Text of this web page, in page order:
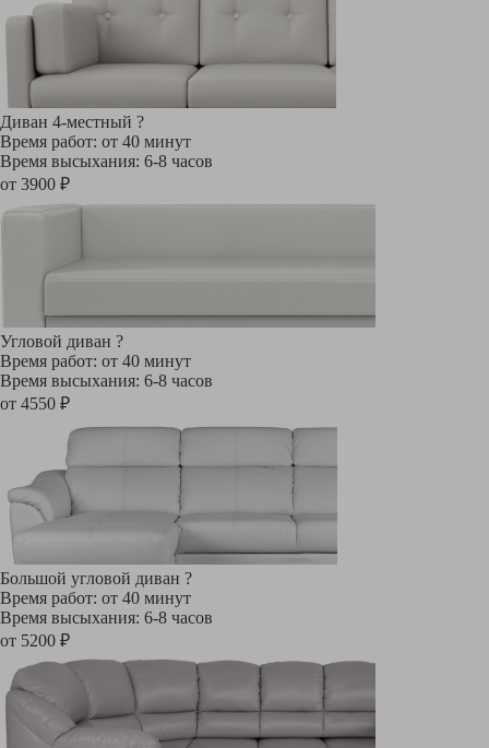
Диван 4-местный ?
Время работ: от 40 минут
Время высыхания: 6-8 часов
от 3900 ₽
Угловой диван ?
Время работ: от 40 минут
Время высыхания: 6-8 часов
от 4550 ₽
Большой угловой диван ?
Время работ: от 40 минут
Время высыхания: 6-8 часов
от 5200 ₽